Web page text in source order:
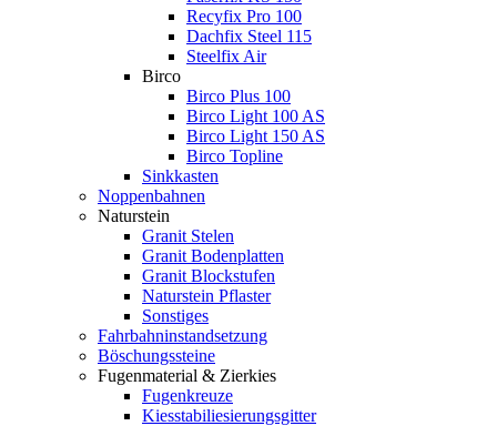
Recyfix Pro 100
Dachfix Steel 115
Steelfix Air
Birco
Birco Plus 100
Birco Light 100 AS
Birco Light 150 AS
Birco Topline
Sinkkasten
Noppenbahnen
Naturstein
Granit Stelen
Granit Bodenplatten
Granit Blockstufen
Naturstein Pflaster
Sonstiges
Fahrbahninstandsetzung
Böschungssteine
Fugenmaterial & Zierkies
Fugenkreuze
Kiesstabiliesierungsgitter